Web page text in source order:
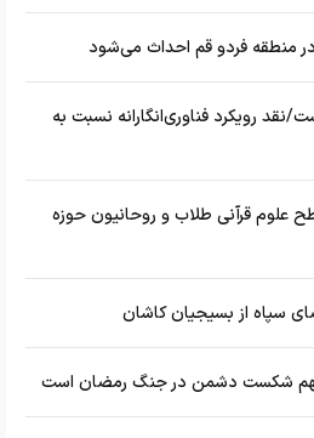
منطقه فردو قم احداث می‌شود
رویکرد فناوری‌انگارانه نسبت به
علوم قرآنی طلاب و روحانیون حوزه
سپاه از بسیجیان کاشان
مهم شکست دشمن در جنگ رمضان است